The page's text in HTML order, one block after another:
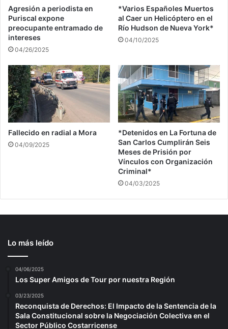
Agresión a periodista en
Puriscal expone
preocupante entramado de
intereses
04/26/2025
*Varios Españoles Muertos
al Caer un Helicóptero en el
Río Hudson de Nueva York*
04/10/2025
Fallecido en radial a Mora
04/09/2025
*Detenidos en La Fortuna de
San Carlos Cumplirán Seis
Meses de Prisión por
Vínculos con Organización
Criminal*
04/03/2025
Lo más leído
04/06/2025
Los Super Amigos de Tour por nuestra Región
03/23/2025
Reconquista de Derechos: El Impacto de la Sentencia de la
Sala Constitucional sobre la Negociación Colectiva en el
Sector Público Costarricense